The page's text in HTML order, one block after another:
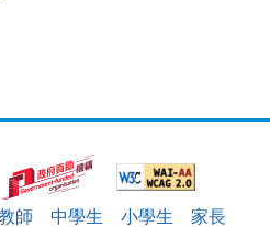
師 中學生 小學生
家長